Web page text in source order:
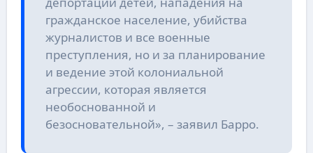
гражданское население, убийства
журналистов и все военные
преступления, но и за планирование
и ведение этой колониальной
агрессии, которая является
необоснованной и
безосновательной», – заявил Барро.